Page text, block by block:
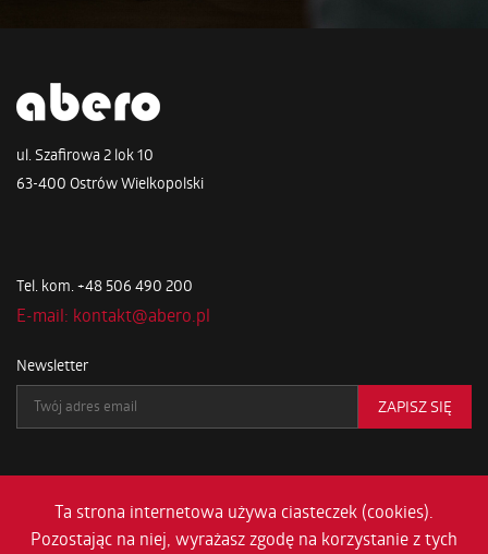
ul. Szafirowa 2 lok 10
63-400 Ostrów Wielkopolski
Tel. kom. +48 506 490 200
E-mail: kontakt@abero.pl
Newsletter
Ta strona internetowa używa ciasteczek (cookies).
Pozostając na niej, wyrażasz zgodę na korzystanie z tych